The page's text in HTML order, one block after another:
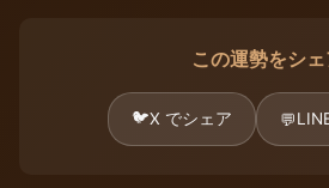
この運勢をシ
🐦X でシェア 💬